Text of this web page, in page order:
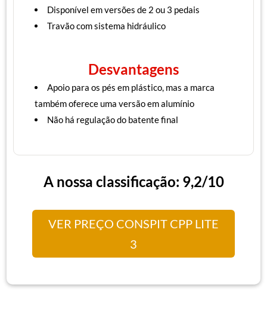
Disponível em versões de 2 ou 3 pedais
Travão com sistema hidráulico
Desvantagens
Apoio para os pés em plástico, mas a marca
também oferece uma versão em alumínio
Não há regulação do batente final
A nossa classificação: 9,2/10
VER PREÇO CONSPIT CPP LITE
3